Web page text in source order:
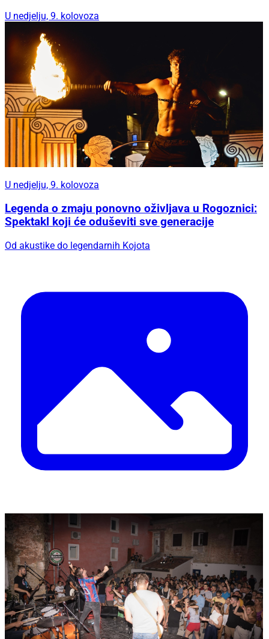
U nedjelju, 9. kolovoza
U nedjelju, 9. kolovoza
Legenda o zmaju ponovno oživljava u Rogoznici:
Spektakl koji će oduševiti sve generacije
Od akustike do legendarnih Kojota